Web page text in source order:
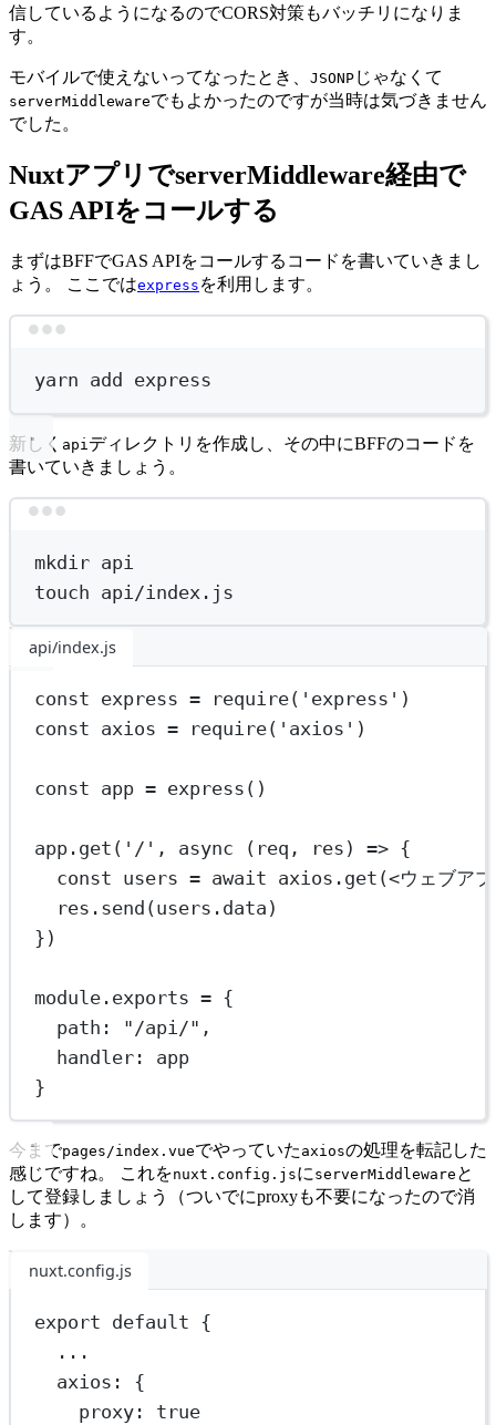
信しているようになるのでCORS対策もバッチリになりま
す。
モバイルで使えないってなったとき、 JSONP じゃなくて
serverMiddlewareでもよかったのですが当時は気づきません
でした。
NuxtアプリでserverMiddleware経由で
GAS APIをコールする
まずはBFFでGAS APIをコールするコードを書いていきまし
ょう。 ここではexpress を利用します。
yarn add express
新しく api ディレクトリを作成し、その中にBFFのコードを
書いていきましょう。
mkdir api
touch api/index.js
api/index.js
const express = require( 'express' )
const axios = require( 'axios' )
const app = express ()
app. get ( '/' , async ( req , res ) => {
const users = await axios. get (<ウェブア
res. send (users.data)
})
module . exports = {
path: "/api/" ,
handler: app
}
今までpages/index.vueでやっていた axiosの処理を転記した
感じですね。 これをnuxt.config.jsに serverMiddleware と
して登録しましょう（ついでにproxyも不要になったので消
します）。
nuxt.config.js
export default {
...
axios: {
proxy: true